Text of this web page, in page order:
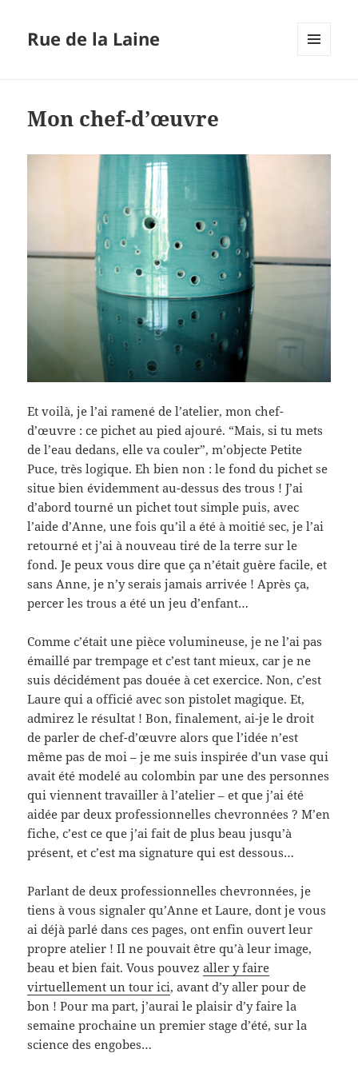
Rue de la Laine
Mon chef-d’œuvre
Et voilà, je l’ai ramené de l’atelier, mon chef-
d’œuvre : ce pichet au pied ajouré. “Mais, si tu mets
de l’eau dedans, elle va couler”, m’objecte Petite
Puce, très logique. Eh bien non : le fond du pichet se
situe bien évidemment au-dessus des trous ! J’ai
d’abord tourné un pichet tout simple puis, avec
l’aide d’Anne, une fois qu’il a été à moitié sec, je l’ai
retourné et j’ai à nouveau tiré de la terre sur le
fond. Je peux vous dire que ça n’était guère facile, et
sans Anne, je n’y serais jamais arrivée ! Après ça,
percer les trous a été un jeu d’enfant…
Comme c’était une pièce volumineuse, je ne l’ai pas
émaillé par trempage et c’est tant mieux, car je ne
suis décidément pas douée à cet exercice. Non, c’est
Laure qui a officié avec son pistolet magique. Et,
admirez le résultat ! Bon, finalement, ai-je le droit
de parler de chef-d’œuvre alors que l’idée n’est
même pas de moi – je me suis inspirée d’un vase qui
avait été modelé au colombin par une des personnes
qui viennent travailler à l’atelier – et que j’ai été
aidée par deux professionnelles chevronnées ? M’en
fiche, c’est ce que j’ai fait de plus beau jusqu’à
présent, et c’est ma signature qui est dessous…
Parlant de deux professionnelles chevronnées, je
tiens à vous signaler qu’Anne et Laure, dont je vous
ai déjà parlé dans ces pages, ont enfin ouvert leur
propre atelier ! Il ne pouvait être qu’à leur image,
beau et bien fait. Vous pouvezaller y faire
virtuellement un tour ici, avant d’y aller pour de
bon ! Pour ma part, j’aurai le plaisir d’y faire la
semaine prochaine un premier stage d’été, sur la
science des engobes…